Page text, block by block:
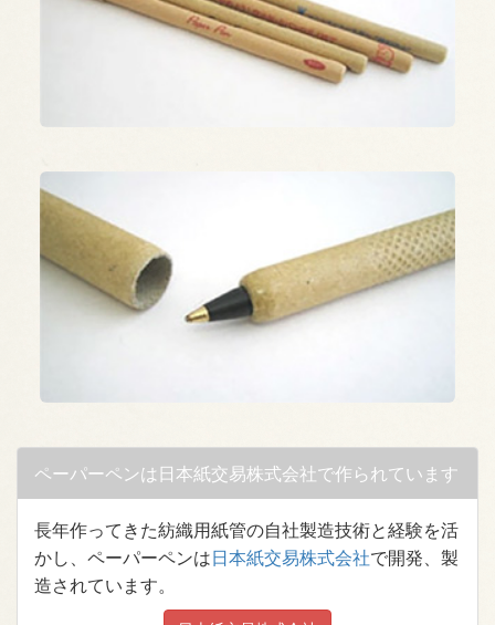
ペーパーペンは日本紙交易株式会社で作られています
長年作ってきた紡織用紙管の自社製造技術と経験を活
かし、ペーパーペンは日本紙交易株式会社で開発、製
造されています。